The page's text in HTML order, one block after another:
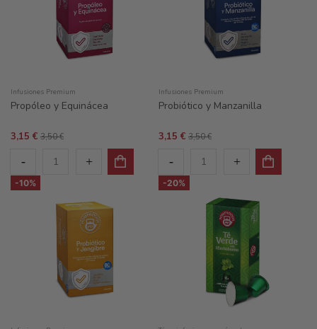
Infusiones Premium
Propóleo y Equinácea
3,15 € 3,50 €
Infusiones Premium
Probiótico y Manzanilla
3,15 € 3,50 €
-10% -20%